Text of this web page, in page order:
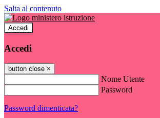
Salta al contenuto
Accedi
Accedi
button close ×
Nome Utente
Password
Password dimenticata?